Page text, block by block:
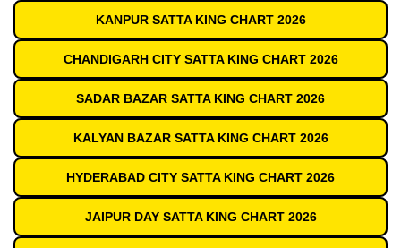
KANPUR SATTA KING CHART 2026
CHANDIGARH CITY SATTA KING CHART 2026
SADAR BAZAR SATTA KING CHART 2026
KALYAN BAZAR SATTA KING CHART 2026
HYDERABAD CITY SATTA KING CHART 2026
JAIPUR DAY SATTA KING CHART 2026